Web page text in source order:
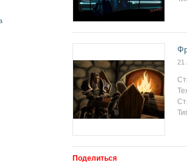
21
Поделиться